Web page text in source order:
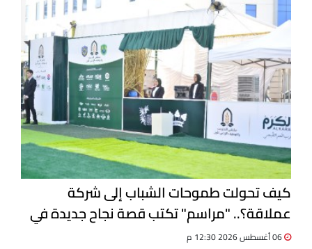
كيف تحولت طموحات الشباب إلى شركة
عملاقة؟.. "مراسم" تكتب قصة نجاح جديدة في
ملتقى التدريب والتوظيف الزراعي الأول